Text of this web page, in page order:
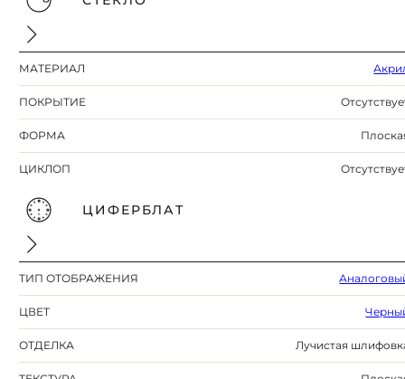
МАТЕРИАЛ
ПОКРЫТИЕ
ФОРМА
ЦИКЛОП
ЦИФЕРБЛАТ
ТИП ОТОБРАЖЕНИЯ
ЦВЕТ
ОТДЕЛКА Лучистая